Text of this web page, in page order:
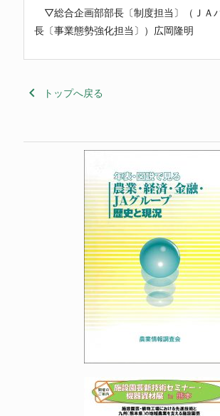
▽総合企画部部長〔制度担当〕（ＪＡ
長〔事業態勢強化担当〕）広岡隆明
keyboard_arrow_left トップへ戻る